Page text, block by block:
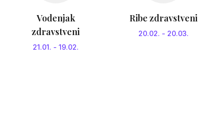
Vodenjak
zdravstveni
21.01. - 19.02.
Ribe zdravstveni
20.02. - 20.03.